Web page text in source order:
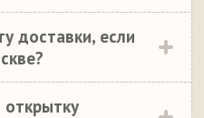
доставки, если